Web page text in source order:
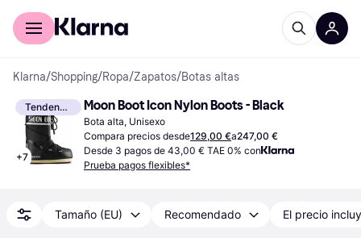
Comprar con Klarna
Klarna/Shopping/Ropa/Zapatos/Botas altas
Tendencia
+7
Moon Boot Icon Nylon Boots - Black
Bota alta, Unisexo
Compara precios desde129,00 €a247,00 €
Desde 3 pagos de 43,00 € TAE 0% con
Prueba pagos flexibles*
Tamaño (EU) Recomendado El precio